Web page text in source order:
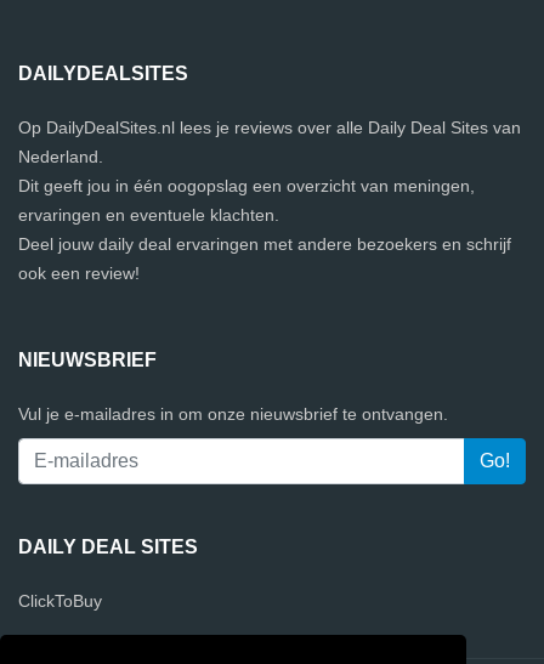
DAILYDEALSITES
Op DailyDealSites.nl lees je reviews over alle Daily Deal Sites van
Nederland.
Dit geeft jou in één oogopslag een overzicht van meningen,
ervaringen en eventuele klachten.
Deel jouw daily deal ervaringen met andere bezoekers en schrijf
ook een review!
NIEUWSBRIEF
Vul je e-mailadres in om onze nieuwsbrief te ontvangen.
DAILY DEAL SITES
ClickToBuy